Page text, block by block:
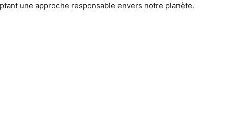
une approche responsable envers notre planète.